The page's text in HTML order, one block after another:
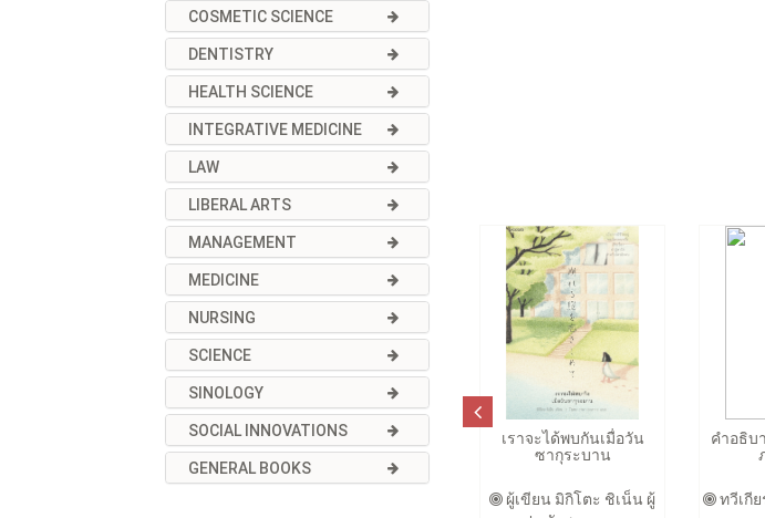
COSMETIC SCIENCE
DENTISTRY
HEALTH SCIENCE
INTEGRATIVE MEDICINE
LAW
LIBERAL ARTS
MANAGEMENT
MEDICINE
NURSING
SCIENCE
SINOLOGY
SOCIAL INNOVATIONS
GENERAL BOOKS
เราจะได้พบกันเมื่อวัน
ซากุระบาน
ผู้เขียน มิกิโตะ ชิเน็น ผู้
คำอธิบ
ทวีเกี